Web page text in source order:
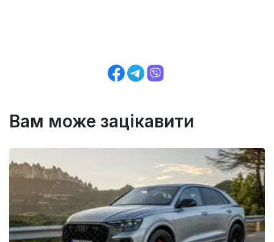
Вам може зацікавити